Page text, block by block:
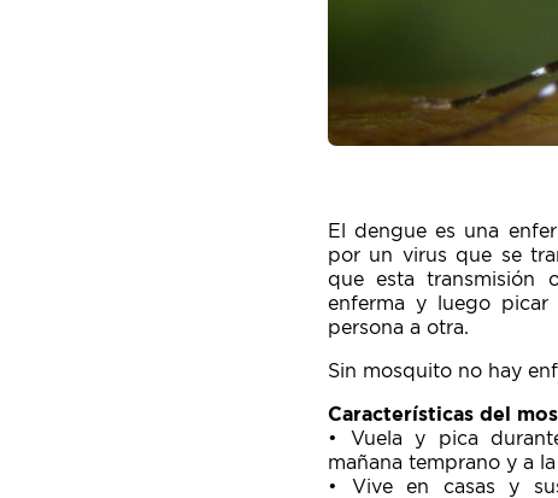
El dengue es una
por un virus que se
que esta transmisión
enferma y luego picar
persona a otra.
Sin mosquito no hay
Características del
• Vuela y pica
mañana temprano y a
• Vive en casas y